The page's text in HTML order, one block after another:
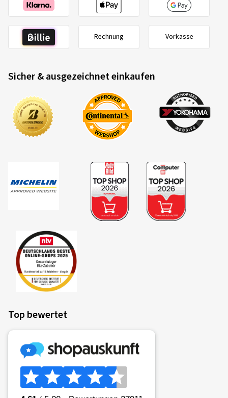
Rechnung Vorkasse
Sicher & ausgezeichnet einkaufen
Top bewertet